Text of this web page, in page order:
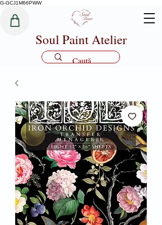
G-GCJ1M66PWW
Soul Paint Atelier